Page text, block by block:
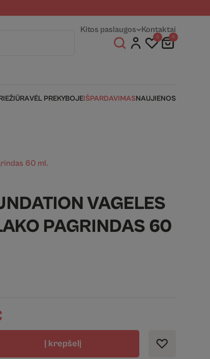
Fizinės parduotuvėsKitos paslaugos Kontaktai
0 0
VĖL PREKYBOJEIŠPARDAVIMASNAUJIENOS
60 ml.
VAGELES
PAGRINDAS 60
Į krepšelį